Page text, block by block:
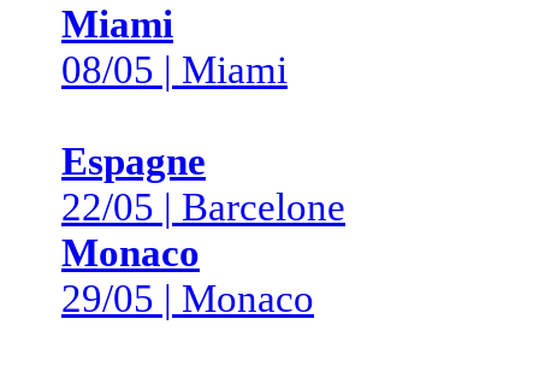
Miami
08/05 | Miami
Espagne
22/05 | Barcelone
Monaco
29/05 | Monaco